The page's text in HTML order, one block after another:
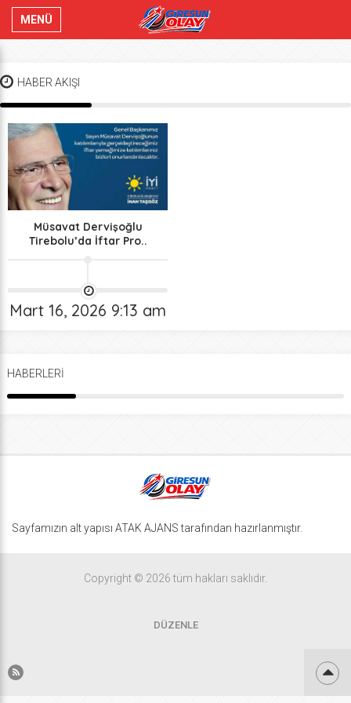
MENÜ
HABER AKIŞI
Müsavat Dervişoğlu
Tirebolu’da İftar Pro..
Mart 16, 2026 9:13 am
HABERLERİ
Sayfamızın alt yapısı ATAK AJANS tarafından hazırlanmıştır.
Copyright © 2026 tüm hakları saklıdır.
DÜZENLE